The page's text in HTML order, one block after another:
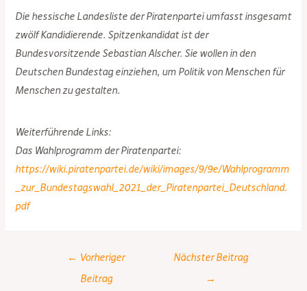
Die hessische Landesliste der Piratenpartei umfasst insgesamt
zwölf Kandidierende. Spitzenkandidat ist der
Bundesvorsitzende Sebastian Alscher. Sie wollen in den
Deutschen Bundestag einziehen, um Politik von Menschen für
Menschen zu gestalten.
Weiterführende Links:
Das Wahlprogramm der Piratenpartei:
https://wiki.piratenpartei.de/wiki/images/9/9e/Wahlprogramm
_zur_Bundestagswahl_2021_der_Piratenpartei_Deutschland.
pdf
navigation
← Vorheriger
Beitrag
Nächster Beitrag
→